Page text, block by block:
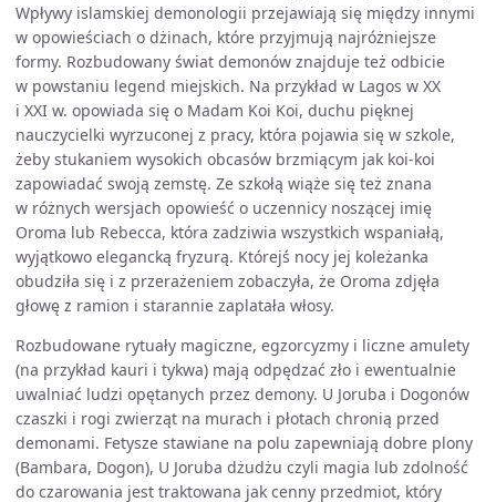
Wpływy islamskiej demonologii przejawiają się między innymi
w opowieściach o dżinach, które przyjmują najróżniejsze
formy. Rozbudowany świat demonów znajduje też odbicie
w powstaniu legend miejskich. Na przykład w Lagos w XX
i XXI w. opowiada się o Madam Koi Koi, duchu pięknej
nauczycielki wyrzuconej z pracy, która pojawia się w szkole,
żeby stukaniem wysokich obcasów brzmiącym jak koi-koi
zapowiadać swoją zemstę. Ze szkołą wiąże się też znana
w różnych wersjach opowieść o uczennicy noszącej imię
Oroma lub Rebecca, która zadziwia wszystkich wspaniałą,
wyjątkowo elegancką fryzurą. Którejś nocy jej koleżanka
obudziła się i z przerażeniem zobaczyła, że Oroma zdjęła
głowę z ramion i starannie zaplatała włosy.
Rozbudowane rytuały magiczne, egzorcyzmy i liczne amulety
(na przykład kauri i tykwa) mają odpędzać zło i ewentualnie
uwalniać ludzi opętanych przez demony. U Joruba i Dogonów
czaszki i rogi zwierząt na murach i płotach chronią przed
demonami. Fetysze stawiane na polu zapewniają dobre plony
(Bambara, Dogon), U Joruba dżudżu czyli magia lub zdolność
do czarowania jest traktowana jak cenny przedmiot, który